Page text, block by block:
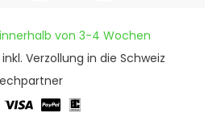
von 3-4 Wochen
Verzollung in die Schweiz